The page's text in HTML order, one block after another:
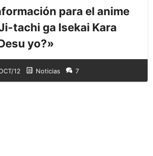
para el anime
tachi ga Isekai Kara
yo?»
12 Noticias 7